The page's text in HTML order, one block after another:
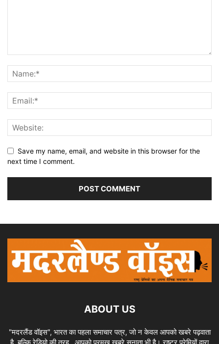
Save my name, email, and website in this browser for the
next time I comment.
ABOUT US
"मदरलैंड वॉइस", भारत का पहला समाचार पत्र, जो न केवल आपको खबरे पढ़वाता